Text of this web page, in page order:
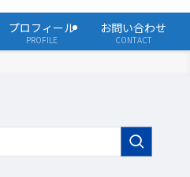
プロフィール
PROFILE
お問い合わせ
CONTACT